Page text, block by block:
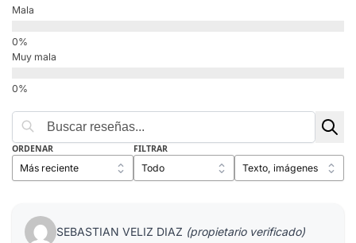
Mala
Muy mala
ORDENAR FILTRAR
SEBASTIAN VELIZ DIAZ (propietario verificado)